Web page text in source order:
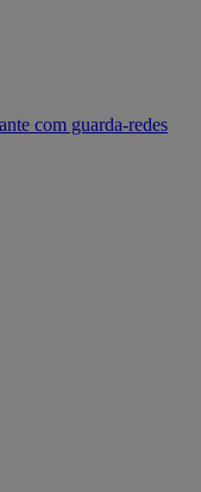
com guarda-redes